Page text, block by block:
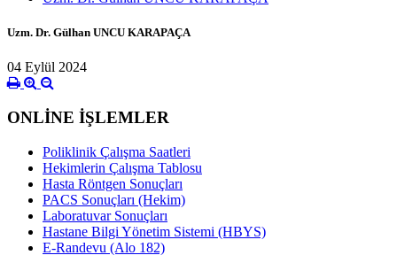
Uzm. Dr. Gülhan UNCU KARAPAÇA
04 Eylül 2024
ONLİNE İŞLEMLER
Poliklinik Çalışma Saatleri
Hekimlerin Çalışma Tablosu
Hasta Röntgen Sonuçları
PACS Sonuçları (Hekim)
Laboratuvar Sonuçları
Hastane Bilgi Yönetim Sistemi (HBYS)
E-Randevu (Alo 182)